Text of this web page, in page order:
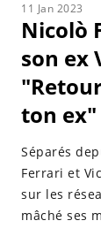
11 Jan 2023
Nicolò
son ex
ton ex"
Séparés
Ferrari et
sur les
mâché ses